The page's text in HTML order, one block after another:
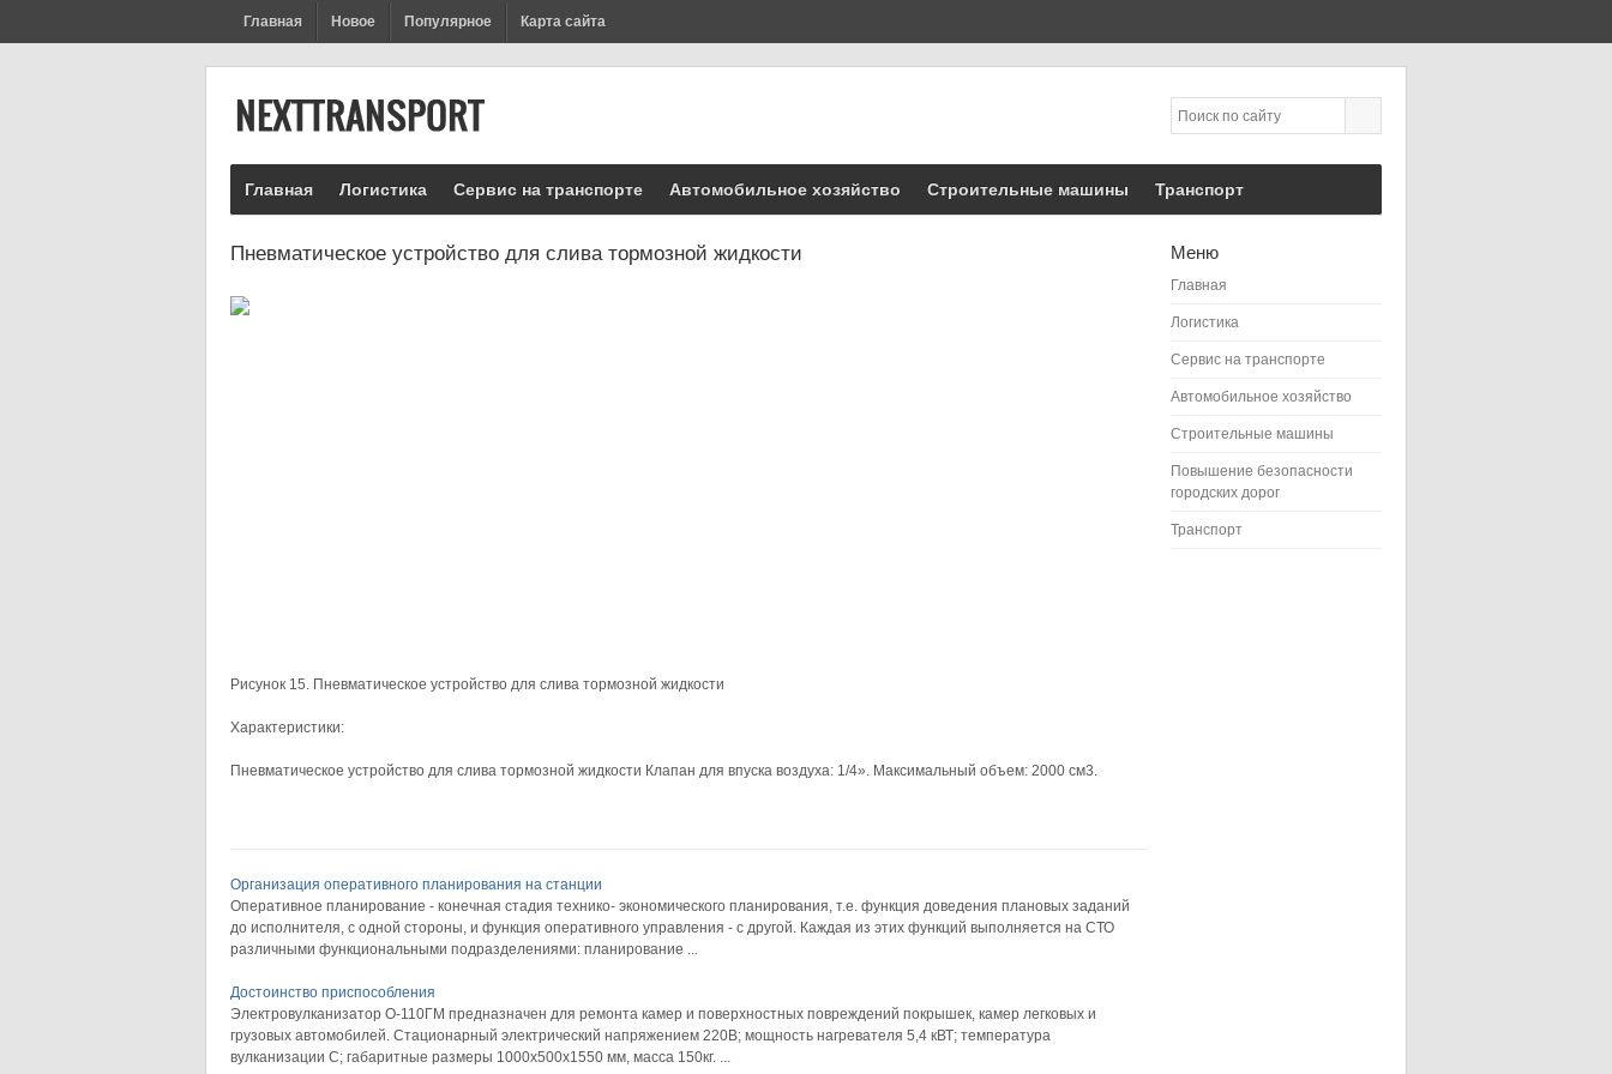
Главная Новое Популярное Карта сайта
Главная Логистика Сервис на транспорте Автомобильное хозяйство Строительные машины Транспорт
Пневматическое устройство для слива тормозной жидкости
Рисунок 15. Пневматическое устройство для слива тормозной жидкости
Характеристики:
Пневматическое устройство для слива тормозной жидкости Клапан для впуска воздуха: 1/4». Максимальный объем: 2000 см3.
Организация оперативного планирования на станции
Оперативное планирование - конечная стадия технико- экономического планирования, т.е. функция доведения плановых заданий
до исполнителя, с одной стороны, и функция оперативного управления - с другой. Каждая из этих функций выполняется на СТО
различными функциональными подразделениями: планирование ...
Достоинство приспособления
Электровулканизатор О-110ГМ предназначен для ремонта камер и поверхностных повреждений покрышек, камер легковых и
грузовых автомобилей. Стационарный электрический напряжением 220В; мощность нагревателя 5,4 кВТ; температура
вулканизации С; габаритные размеры 1000х500х1550 мм, масса 150кг. ...
Меню
Главная
Логистика
Сервис на транспорте
Автомобильное хозяйство
Строительные машины
Повышение безопасности
городских дорог
Транспорт